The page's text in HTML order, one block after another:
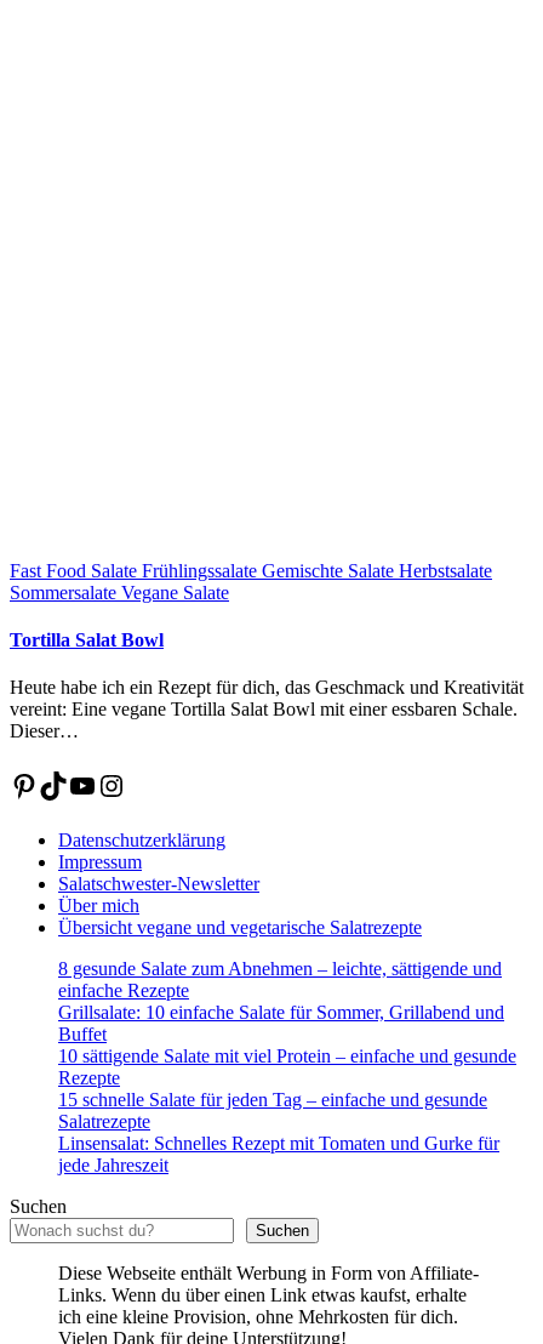
Fast Food Salate Frühlingssalate Gemischte Salate Herbstsalate
Sommersalate Vegane Salate
Tortilla Salat Bowl
Heute habe ich ein Rezept für dich, das Geschmack und Kreativität
vereint: Eine vegane Tortilla Salat Bowl mit einer essbaren Schale.
Dieser…
Pinterest
TikTok
YouTube
Instagram
Datenschutzerklärung
Impressum
Salatschwester-Newsletter
Über mich
Übersicht vegane und vegetarische Salatrezepte
8 gesunde Salate zum Abnehmen – leichte, sättigende und
einfache Rezepte
Grillsalate: 10 einfache Salate für Sommer, Grillabend und
Buffet
10 sättigende Salate mit viel Protein – einfache und gesunde
Rezepte
15 schnelle Salate für jeden Tag – einfache und gesunde
Salatrezepte
Linsensalat: Schnelles Rezept mit Tomaten und Gurke für
jede Jahreszeit
Suchen
Suchen
Diese Webseite enthält Werbung in Form von Affiliate-
Links. Wenn du über einen Link etwas kaufst, erhalte
ich eine kleine Provision, ohne Mehrkosten für dich.
Vielen Dank für deine Unterstützung!